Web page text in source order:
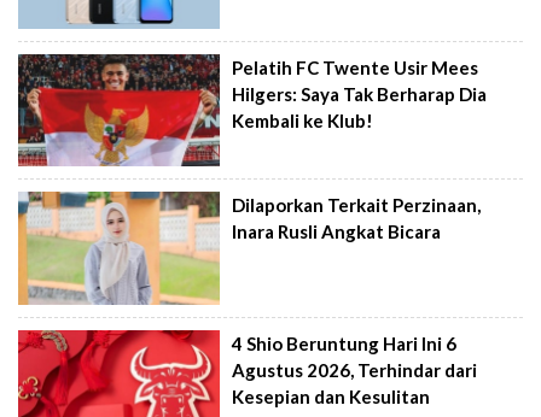
Pelatih FC Twente Usir Mees
Hilgers: Saya Tak Berharap Dia
Kembali ke Klub!
Dilaporkan Terkait Perzinaan,
Inara Rusli Angkat Bicara
4 Shio Beruntung Hari Ini 6
Agustus 2026, Terhindar dari
Kesepian dan Kesulitan